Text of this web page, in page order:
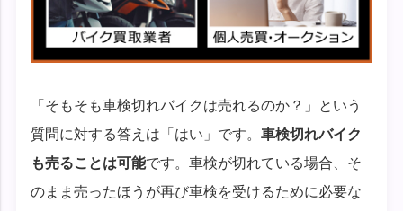
「そもそも車検切れバイクは売れるのか？」という
質問に対する答えは「はい」です。車検切れバイク
も売ることは可能です。車検が切れている場合、そ
のまま売ったほうが再び車検を受けるために必要な